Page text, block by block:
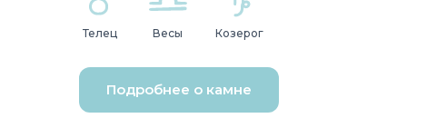
Телец Весы Козерог
Подробнее о камне